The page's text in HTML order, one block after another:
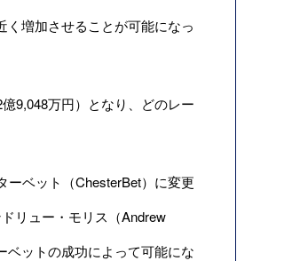
増加させることが可能になっ
9,048万円）となり、どのレー
ベット（ChesterBet）に変更
リュー・モリス（Andrew
ットの成功によって可能にな